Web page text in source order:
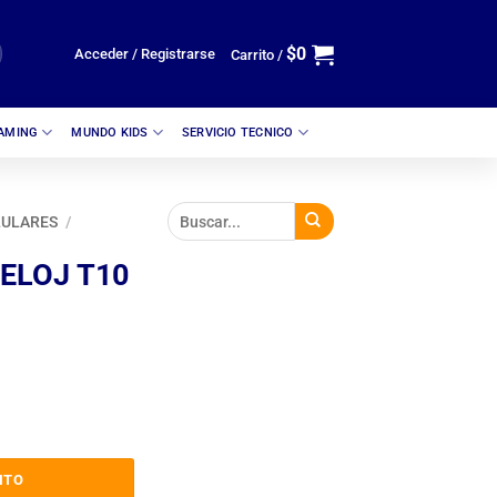
Acceder / Registrarse Carrito / $0
MUNDO KIDS SERVICIO TECNICO
/
T10
VERDE cantidad